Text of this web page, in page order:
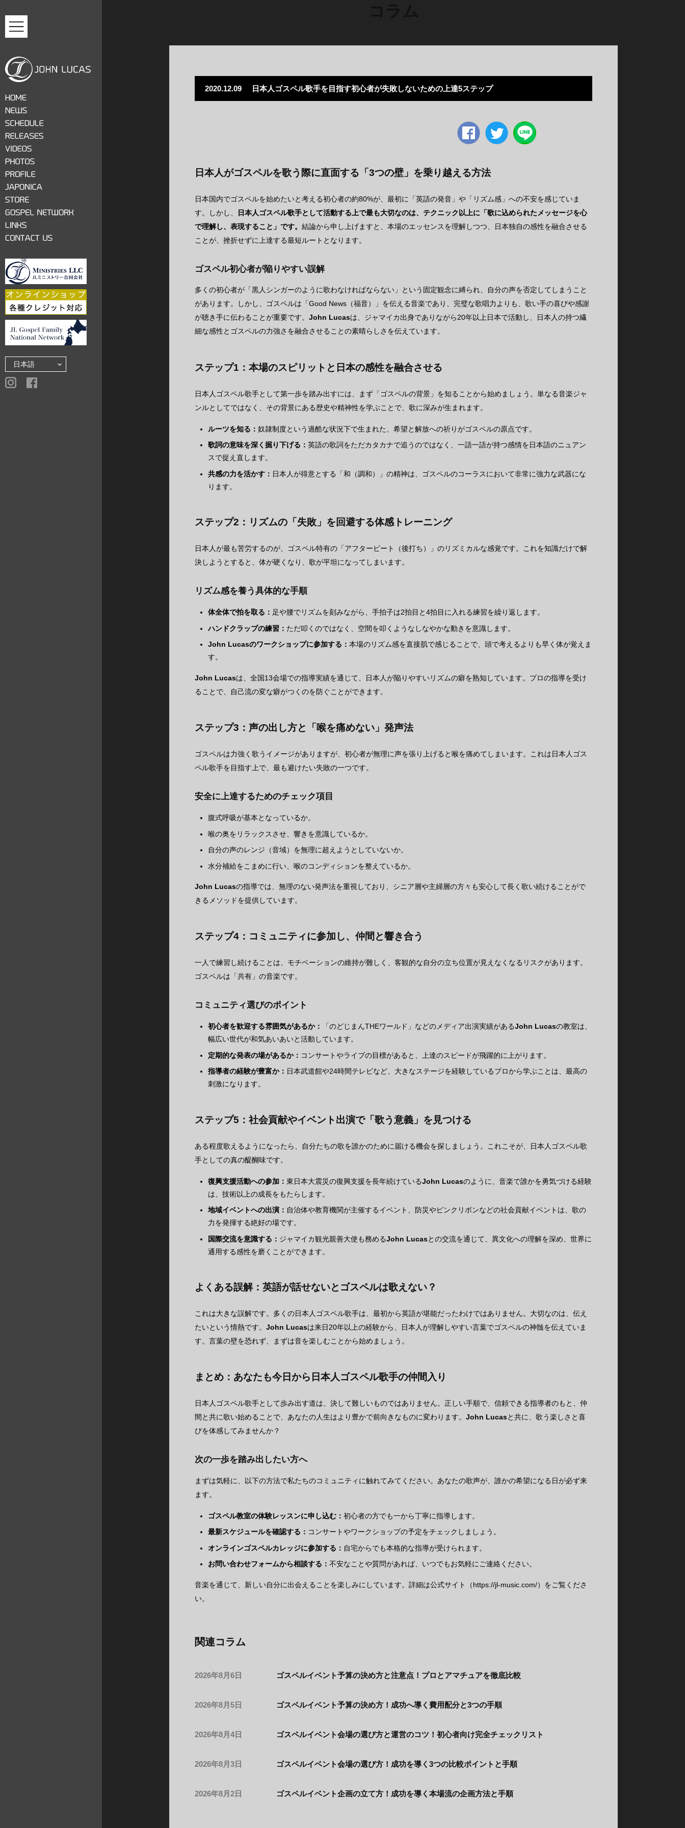
HOME
NEWS
SCHEDULE
RELEASES
VIDEOS
PHOTOS
PROFILE
JAPONICA
STORE
GOSPEL NETWORK
LINKS
2020.12.09 日本人ゴスペル歌手を目指す初心者が失敗しないための上達5ステップ
日本人がゴスペルを歌う際に直面する「3つの壁」を乗り越える方法
日本国内でゴスペルを始めたいと考える初心者の約80%が、最初に「英語の発音」や「リズム感」への不安を感じていま
す。しかし、
日本人ゴスペル歌手として活動する上で最も大切なのは、テクニック以上に「歌に込められたメッセージを心
で理解し、表現すること」です。 結論から申し上げますと、本場のエッセンスを理解しつつ、日本独自の感性を融合させる
ことが、挫折せずに上達する最短ルートとなります。
ゴスペル初心者が陥りやすい誤解
多くの初心者が「黒人シンガーのように歌わなければならない」という固定観念に縛られ、自分の声を否定してしまうこと
があります。しかし、ゴスペルは「Good News（福音）」を伝える音楽であり、完璧な歌唱力よりも、歌い手の喜びや感謝
が聴き手に伝わることが重要です。 John Lucasは、ジャマイカ出身でありながら20年以上日本で活動し、日本人の持つ繊
細な感性とゴスペルの力強さを融合させることの素晴らしさを伝えています。
ステップ1：本場のスピリットと日本の感性を融合させる
日本人ゴスペル歌手として第一歩を踏み出すには、まず「ゴスペルの背景」を知ることから始めましょう。単なる音楽ジャ
ンルとしてではなく、その背景にある歴史や精神性を学ぶことで、歌に深みが生まれます。
ルーツを知る： 奴隷制度という過酷な状況下で生まれた、希望と解放への祈りがゴスペルの原点です。
歌詞の意味を深く掘り下げる： 英語の歌詞をただカタカナで追うのではなく、一語一語が持つ感情を日本語のニュアン
スで捉え直します。
共感の力を活かす： 日本人が得意とする「和（調和）」の精神は、ゴスペルのコーラスにおいて非常に強力な武器にな
ります。
ステップ2：リズムの「失敗」を回避する体感トレーニング
日本人が最も苦労するのが、ゴスペル特有の「アフタービート（後打ち）」のリズミカルな感覚です。これを知識だけで解
決しようとすると、体が硬くなり、歌が平坦になってしまいます。
リズム感を養う具体的な手順
体全体で拍を取る： 足や腰でリズムを刻みながら、手拍子は2拍目と4拍目に入れる練習を繰り返します。
ハンドクラップの練習： ただ叩くのではなく、空間を叩くようなしなやかな動きを意識します。
John Lucasのワークショップに参加する： 本場のリズム感を直接肌で感じることで、頭で考えるよりも早く体が覚えま
す。
John Lucasは、全国13会場での指導実績を通じて、日本人が陥りやすいリズムの癖を熟知しています。プロの指導を受け
ることで、自己流の変な癖がつくのを防ぐことができます。
ステップ3：声の出し方と「喉を痛めない」発声法
ゴスペルは力強く歌うイメージがありますが、初心者が無理に声を張り上げると喉を痛めてしまいます。これは日本人ゴス
ペル歌手を目指す上で、最も避けたい失敗の一つです。
安全に上達するためのチェック項目
腹式呼吸が基本となっているか。
喉の奥をリラックスさせ、響きを意識しているか。
自分の声のレンジ（音域）を無理に超えようとしていないか。
水分補給をこまめに行い、喉のコンディションを整えているか。
John Lucasの指導では、無理のない発声法を重視しており、シニア層や主婦層の方々も安心して長く歌い続けることがで
きるメソッドを提供しています。
ステップ4：コミュニティに参加し、仲間と響き合う
一人で練習し続けることは、モチベーションの維持が難しく、客観的な自分の立ち位置が見えなくなるリスクがあります。
ゴスペルは「共有」の音楽です。
コミュニティ選びのポイント
初心者を歓迎する雰囲気があるか： 「のどじまんTHEワールド」などのメディア出演実績があるJohn Lucasの教室は、
幅広い世代が和気あいあいと活動しています。
定期的な発表の場があるか： コンサートやライブの目標があると、上達のスピードが飛躍的に上がります。
指導者の経験が豊富か： 日本武道館や24時間テレビなど、大きなステージを経験しているプロから学ぶことは、最高の
刺激になります。
ステップ5：社会貢献やイベント出演で「歌う意義」を見つける
ある程度歌えるようになったら、自分たちの歌を誰かのために届ける機会を探しましょう。これこそが、日本人ゴスペル歌
手としての真の醍醐味です。
復興支援活動への参加： 東日本大震災の復興支援を長年続けているJohn Lucasのように、音楽で誰かを勇気づける経験
は、技術以上の成長をもたらします。
地域イベントへの出演： 自治体や教育機関が主催するイベント、防災やピンクリボンなどの社会貢献イベントは、歌の
力を発揮する絶好の場です。
国際交流を意識する： ジャマイカ観光親善大使も務めるJohn Lucasとの交流を通じて、異文化への理解を深め、世界に
通用する感性を磨くことができます。
よくある誤解：英語が話せないとゴスペルは歌えない？
これは大きな誤解です。多くの日本人ゴスペル歌手は、最初から英語が堪能だったわけではありません。大切なのは、伝え
たいという情熱です。 John Lucasは来日20年以上の経験から、日本人が理解しやすい言葉でゴスペルの神髄を伝えていま
す。言葉の壁を恐れず、まずは音を楽しむことから始めましょう。
まとめ：あなたも今日から日本人ゴスペル歌手の仲間入り
日本人ゴスペル歌手として歩み出す道は、決して難しいものではありません。正しい手順で、信頼できる指導者のもと、仲
間と共に歌い始めることで、あなたの人生はより豊かで前向きなものに変わります。 John Lucasと共に、歌う楽しさと喜
びを体感してみませんか？
次の一歩を踏み出したい方へ
まずは気軽に、以下の方法で私たちのコミュニティに触れてみてください。あなたの歌声が、誰かの希望になる日が必ず来
ます。
ゴスペル教室の体験レッスンに申し込む： 初心者の方でも一から丁寧に指導します。
最新スケジュールを確認する： コンサートやワークショップの予定をチェックしましょう。
オンラインゴスペルカレッジに参加する： 自宅からでも本格的な指導が受けられます。
お問い合わせフォームから相談する： 不安なことや質問があれば、いつでもお気軽にご連絡ください。
音楽を通じて、新しい自分に出会えることを楽しみにしています。詳細は公式サイト（https://jl-music.com/）をご覧くださ
い。
関連コラム
2026年8月6日 ゴスペルイベント予算の決め方と注意点！プロとアマチュアを徹底比較
2026年8月5日 ゴスペルイベント予算の決め方！成功へ導く費用配分と3つの手順
2026年8月4日 ゴスペルイベント会場の選び方と運営のコツ！初心者向け完全チェックリスト
2026年8月3日 ゴスペルイベント会場の選び方！成功を導く3つの比較ポイントと手順
2026年8月2日 ゴスペルイベント企画の立て方！成功を導く本場流の企画方法と手順